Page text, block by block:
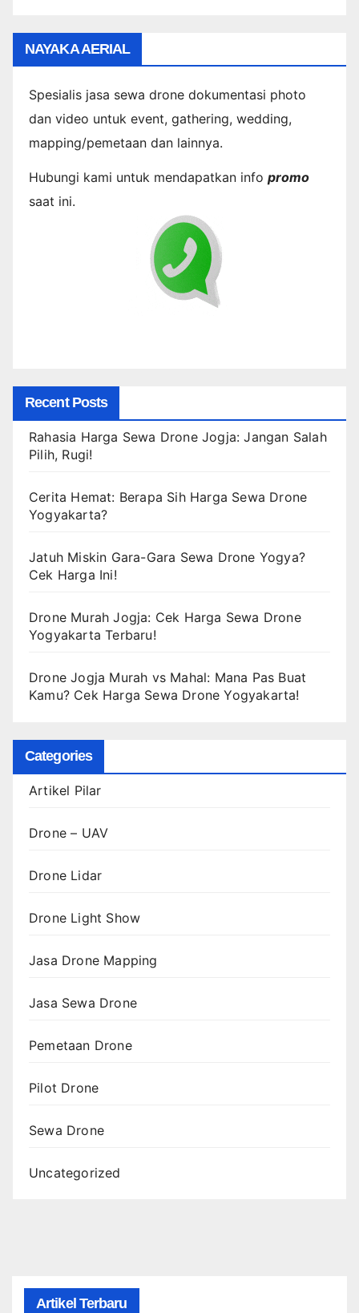
NAYAKA AERIAL
Spesialis jasa sewa drone dokumentasi photo
dan video untuk event, gathering, wedding,
mapping/pemetaan dan lainnya.
Hubungi kami untuk mendapatkan info promo
saat ini.
Recent Posts
Rahasia Harga Sewa Drone Jogja: Jangan Salah
Pilih, Rugi!
Cerita Hemat: Berapa Sih Harga Sewa Drone
Yogyakarta?
Jatuh Miskin Gara-Gara Sewa Drone Yogya?
Cek Harga Ini!
Drone Murah Jogja: Cek Harga Sewa Drone
Yogyakarta Terbaru!
Drone Jogja Murah vs Mahal: Mana Pas Buat
Kamu? Cek Harga Sewa Drone Yogyakarta!
Categories
Artikel Pilar
Drone – UAV
Drone Lidar
Drone Light Show
Jasa Drone Mapping
Jasa Sewa Drone
Pemetaan Drone
Pilot Drone
Sewa Drone
Uncategorized
Artikel Terbaru